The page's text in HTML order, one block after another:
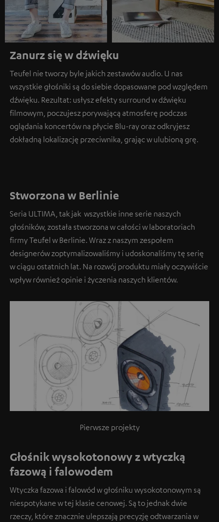
Zanurz się w dźwięku
Teufel nie tworzy byle jakich zestawów audio. U nas
wszystkie głośniki są do siebie dopasowane pod względem
dźwięku. Rezultat: usłysz efekty surround w dźwięku
filmowym, poczujesz porywającą atmosferę podczas
oglądania koncertów na płycie Blu-ray oraz odkryjesz
dokładną lokalizację przeciwnika, grając w ulubioną grę.
Stworzona w Berlinie
Seria ULTIMA, tak jak wszystkie inne serie naszych
głośników, została stworzona w całości w laboratoriach
firmy Teufel w Berlinie. Wraz z naszym zespołem
designerów zoptymalizowaliśmy i udoskonaliśmy tę serię
w ciągu ostatnich lat. Na rozwój produktu miały oczywiście
wpływ również opinie i życzenia naszych klientów.
Pierwsze projekty
Głośnik wysokotonowy z wtyczką
fazową i falowodem
Wtyczka fazowa i falowód w głośniku wysokotonowym są
niespotykane w tej klasie cenowej. Są to jednak dwie
rzeczy, które znacznie ulepszają precyzję odtwarzania w